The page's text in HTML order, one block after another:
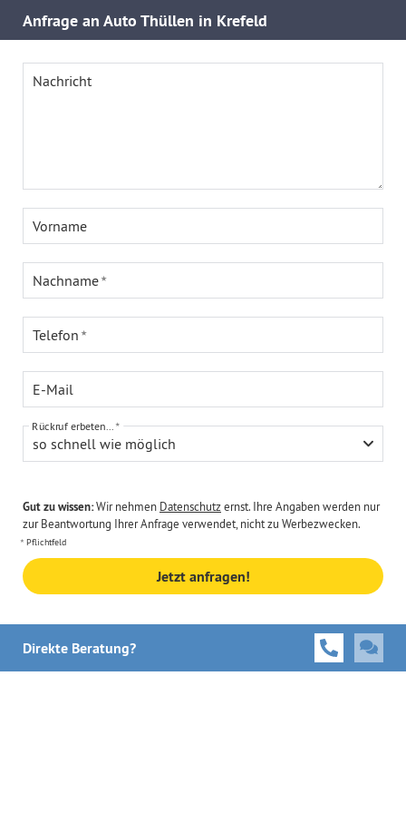
Anfrage an Auto Thüllen in Krefeld
Nachricht
Vorname
Nachname
Telefon
E-Mail
so schnell wie möglich
Rückruf erbeten...
Gut zu wissen:Wir nehmen Datenschutzernst. Ihre Angaben werden nur
zur Beantwortung Ihrer Anfrage verwendet, nicht zu Werbezwecken.
Pflichtfeld
Jetzt anfragen!
Direkte Beratung?